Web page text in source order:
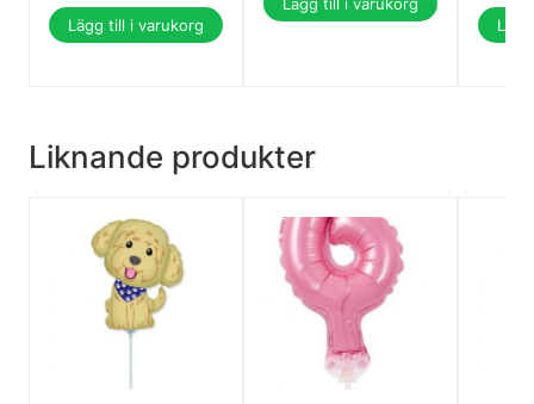
Lägg till i varukorg
Liknande produkter